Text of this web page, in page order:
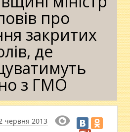
про
закритих
де
з ГМО
червня 2013